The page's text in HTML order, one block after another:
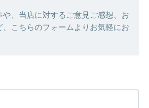
や、当店に対するご意見ご感想、お
、こちらのフォームよりお気軽にお